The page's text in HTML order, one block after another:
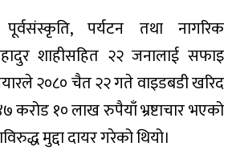
पर्यटन तथा नागरिक
शाहीसहित २२ जनालाई सफाइ
२०८० चैत २२ गते वाइडबडी खरिद
करोड १० लाख रुपैयाँ भ्रष्टाचार भएको
मुद्दा दायर गरेको थियो।